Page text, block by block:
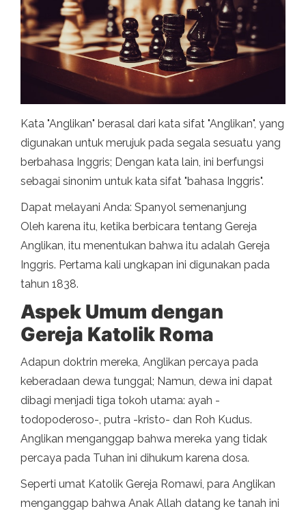
Kata "Anglikan" berasal dari kata sifat "Anglikan", yang
digunakan untuk merujuk pada segala sesuatu yang
berbahasa Inggris; Dengan kata lain, ini berfungsi
sebagai sinonim untuk kata sifat "bahasa Inggris".
Dapat melayani Anda: Spanyol semenanjung
Oleh karena itu, ketika berbicara tentang Gereja
Anglikan, itu menentukan bahwa itu adalah Gereja
Inggris. Pertama kali ungkapan ini digunakan pada
tahun 1838.
Aspek Umum dengan
Gereja Katolik Roma
Adapun doktrin mereka, Anglikan percaya pada
keberadaan dewa tunggal; Namun, dewa ini dapat
dibagi menjadi tiga tokoh utama: ayah -
todopoderoso-, putra -kristo- dan Roh Kudus.
Anglikan menganggap bahwa mereka yang tidak
percaya pada Tuhan ini dihukum karena dosa.
Seperti umat Katolik Gereja Romawi, para Anglikan
menganggap bahwa Anak Allah datang ke tanah ini